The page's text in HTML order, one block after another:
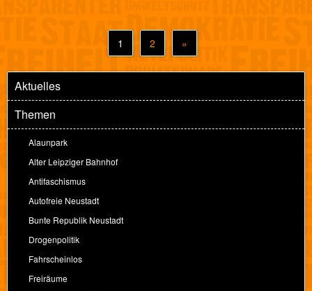
1 2 »
Aktuelles
Themen
Alaunpark
Alter Leipziger Bahnhof
Antifaschismus
Autofreie Neustadt
Bunte Republik Neustadt
Drogenpolitik
Fahrscheinlos
Freiräume